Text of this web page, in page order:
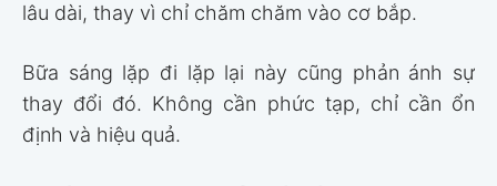
lâu dài, thay vì chỉ chăm chăm vào cơ bắp.
Bữa sáng lặp đi lặp lại này cũng phản ánh sự
thay đổi đó. Không cần phức tạp, chỉ cần ổn
định và hiệu quả.